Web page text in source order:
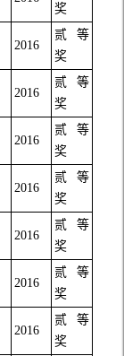
奖
2016
贰等
奖
2016
贰等
奖
2016
贰等
奖
2016
贰等
奖
2016
贰等
奖
2016
贰等
奖
2016
贰等
奖